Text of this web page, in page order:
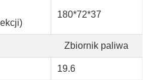
180*72*37
Zbiornik paliwa
19.6